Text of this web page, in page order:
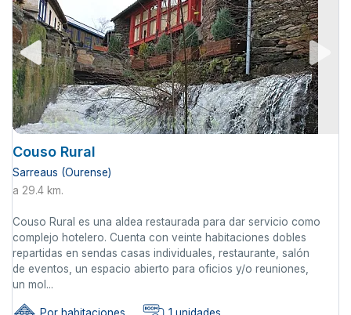
Couso Rural
Sarreaus (Ourense)
a 29.4 km.
Couso Rural es una aldea restaurada para dar servicio como
complejo hotelero. Cuenta con veinte habitaciones dobles
repartidas en sendas casas individuales, restaurante, salón
de eventos, un espacio abierto para oficios y/o reuniones,
un mol...